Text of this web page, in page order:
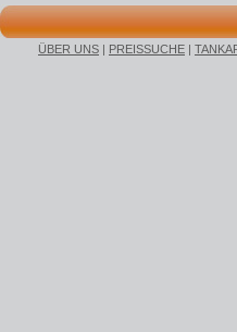
ÜBER UNS | PREISSUCHE |